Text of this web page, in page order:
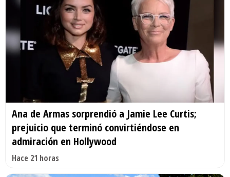
Ana de Armas sorprendió a Jamie Lee Curtis;
prejuicio que terminó convirtiéndose en
admiración en Hollywood
Hace 21 horas